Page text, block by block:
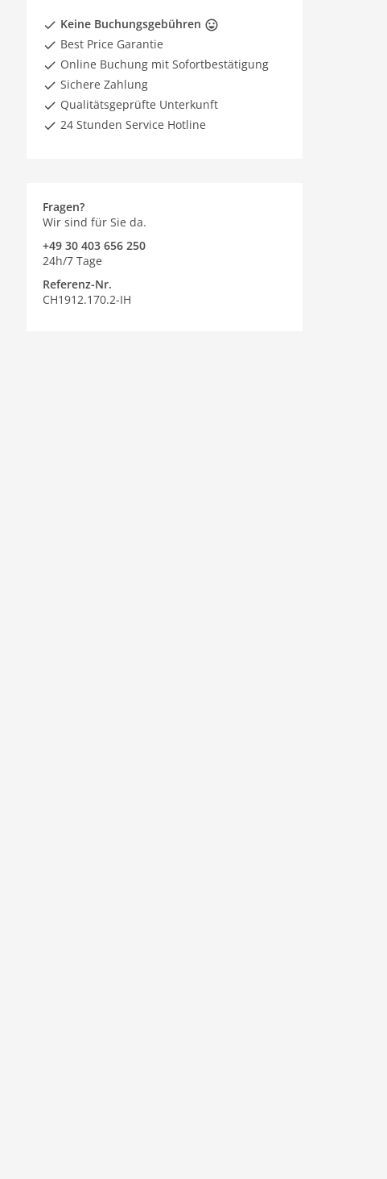
Keine Buchungsgebühren
Best Price Garantie
Online Buchung mit Sofortbestätigung
Sichere Zahlung
Qualitätsgeprüfte Unterkunft
24 Stunden Service Hotline
Fragen?
Wir sind für Sie da.
+49 30 403 656 250
24h/7 Tage
Referenz-Nr.
CH1912.170.2-IH